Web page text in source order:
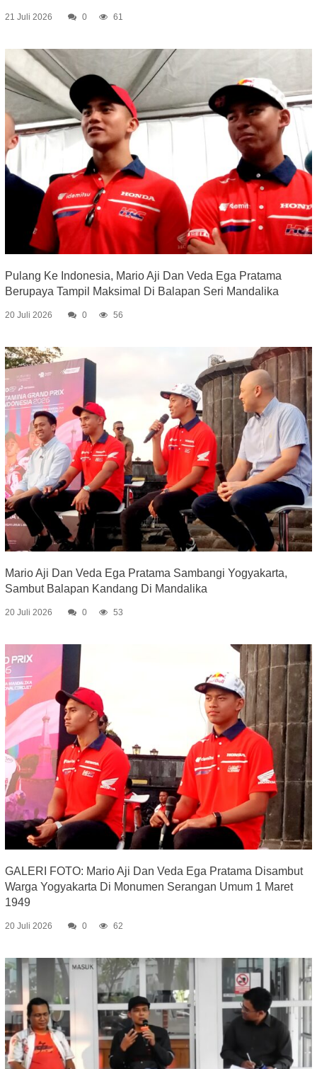
21 Juli 2026 0 61
Pulang Ke Indonesia, Mario Aji Dan Veda Ega Pratama
Berupaya Tampil Maksimal Di Balapan Seri Mandalika
20 Juli 2026 0 56
Mario Aji Dan Veda Ega Pratama Sambangi Yogyakarta,
Sambut Balapan Kandang Di Mandalika
20 Juli 2026 0 53
GALERI FOTO: Mario Aji Dan Veda Ega Pratama Disambut
Warga Yogyakarta Di Monumen Serangan Umum 1 Maret
1949
20 Juli 2026 0 62